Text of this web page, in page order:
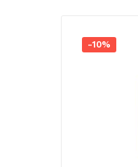
-10%